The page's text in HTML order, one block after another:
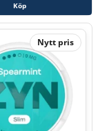
Köp
Nytt pris